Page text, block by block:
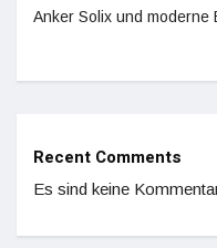
Anker Solix und moderne
Recent Comments
Es sind keine